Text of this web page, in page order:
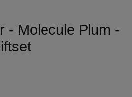
- Molecule Plum -